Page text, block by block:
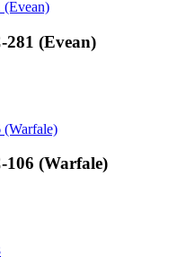
281 (Evean)
106 (Warfale)